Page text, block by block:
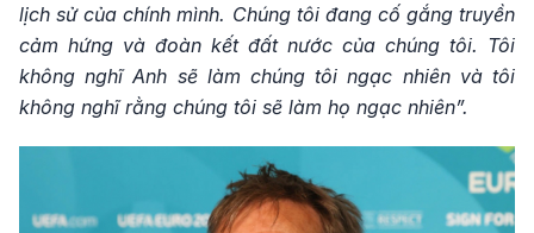
lịch sử của chính mình. Chúng tôi đang cố gắng truyền
cảm hứng và đoàn kết đất nước của chúng tôi. Tôi
không nghĩ Anh sẽ làm chúng tôi ngạc nhiên và tôi
không nghĩ rằng chúng tôi sẽ làm họ ngạc nhiên”.